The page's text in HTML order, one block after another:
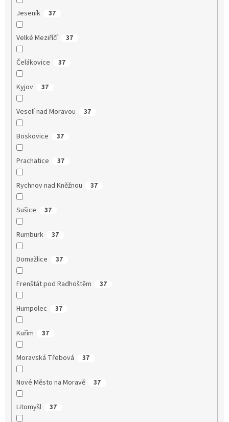
Jeseník 37
Velké Meziříčí 37
Čelákovice 37
Kyjov 37
Veselí nad Moravou 37
Boskovice 37
Prachatice 37
Rychnov nad Kněžnou 37
Sušice 37
Rumburk 37
Domažlice 37
Frenštát pod Radhoštěm 37
Humpolec 37
Kuřim 37
Moravská Třebová 37
Nové Město na Moravě 37
Litomyšl 37